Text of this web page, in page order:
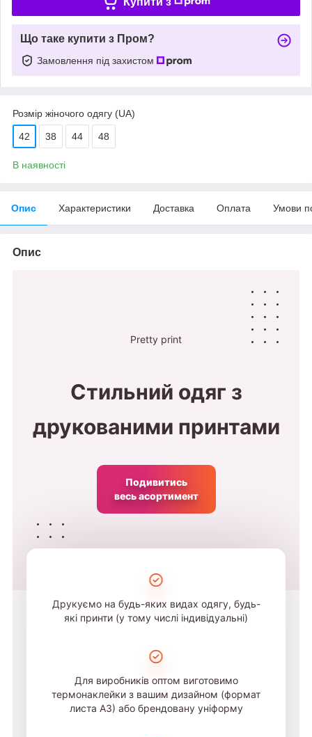
Що таке купити з Пром?
Замовлення під захистом
Розмір жіночого одягу (UA)
42 38 44 48
В наявності
Опис Характеристики Доставка Оплата Умови
Опис
Pretty print
Стильний одяг з
друкованими принтами
Подивитись
весь асортимент
Друкуємо на будь-яких видах одягу, будь-
які принти (у тому числі індивідуальні)
Для виробників оптом виготовимо
термонаклейки з вашим дизайном (формат
листа А3) або брендовану уніформу